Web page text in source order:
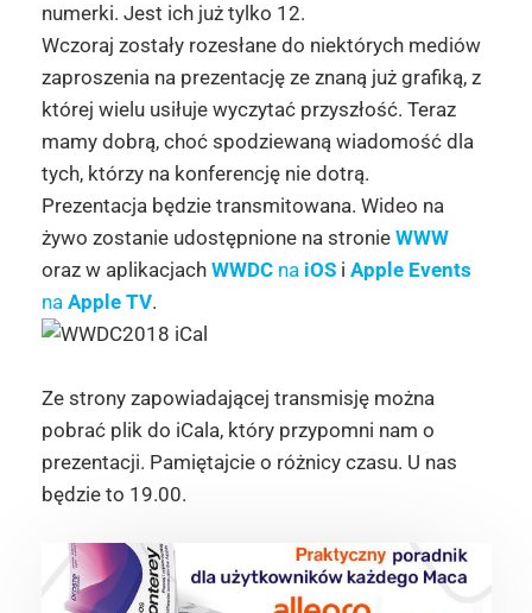
numerki. Jest ich już tylko 12.
Wczoraj zostały rozesłane do niektórych mediów
zaproszenia na prezentację ze znaną już grafiką, z
której wielu usiłuje wyczytać przyszłość. Teraz
mamy dobrą, choć spodziewaną wiadomość dla
tych, którzy na konferencję nie dotrą.
Prezentacja będzie transmitowana. Wideo na
żywo zostanie udostępnione na stronie WWW
oraz w aplikacjach WWDCna iOSi Apple Events
na Apple TV.
Ze strony zapowiadającej transmisję można
pobrać plik do iCala, który przypomni nam o
prezentacji. Pamiętajcie o różnicy czasu. U nas
będzie to 19.00.